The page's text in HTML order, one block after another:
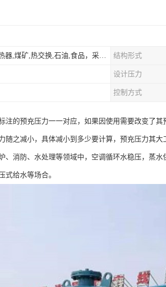
钢厂,化工,换热器,煤矿,热交换,石油,食品，采暖.供热.空调。 结构形式
设计压力
控制方式
注的预充压力一一对应，如果因使用需要改变了
随之减小，具体减小到多少要计算，预充压力其大
、消防、水处理等领域中，空调循环水稳压，蒸
式给水等场合。